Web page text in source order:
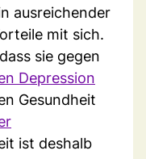
ausreichender
mit sich.
sie gegen
Depression
Gesundheit
ist deshalb